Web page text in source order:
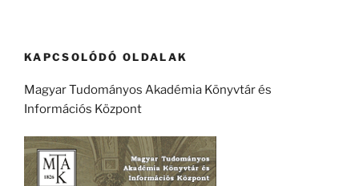
KAPCSOLÓDÓ OLDALAK
Magyar Tudományos Akadémia Könyvtár és
Információs Központ